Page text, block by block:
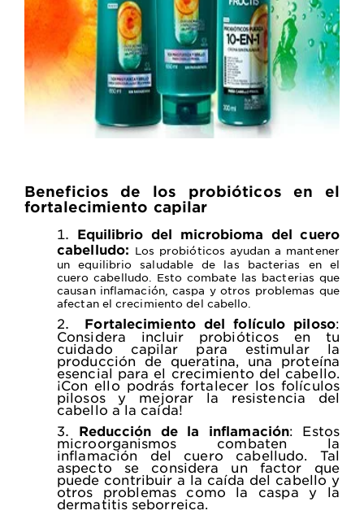
Beneficios de los probióticos en el
fortalecimiento capilar
Equilibrio del microbioma del cuero
cabelludo: Los probióticos ayudan a mantener
un equilibrio saludable de las bacterias en el
cuero cabelludo. Esto combate las bacterias que
causan inflamación, caspa y otros problemas que
afectan el crecimiento del cabello.
Fortalecimiento del folículo piloso:
Considera incluir probióticos en tu
cuidado capilar para estimular la
producción de queratina, una proteína
esencial para el crecimiento del cabello.
¡Con ello podrás fortalecer los folículos
pilosos y mejorar la resistencia del
cabello a la caída!
Reducción de la inflamación: Estos
microorganismos combaten la
inflamación del cuero cabelludo. Tal
aspecto se considera un factor que
puede contribuir a la caída del cabello y
otros problemas como la caspa y la
dermatitis seborreica.